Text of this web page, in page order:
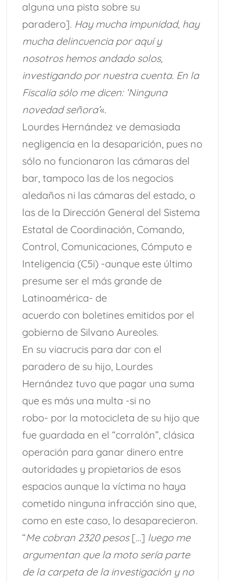
alguna una pista sobre su
paradero]. Hay mucha impunidad, hay
mucha delincuencia por aquí y
nosotros hemos andado solos,
investigando por nuestra cuenta. En la
Fiscalía sólo me dicen: ‘Ninguna
novedad señora’«.
Lourdes Hernández ve demasiada
negligencia en la desaparición, pues no
sólo no funcionaron las cámaras del
bar, tampoco las de los negocios
aledaños ni las cámaras del estado, o
las de la Dirección General del Sistema
Estatal de Coordinación, Comando,
Control, Comunicaciones, Cómputo e
Inteligencia (C5i) -aunque este último
presume ser el más grande de
Latinoamérica- de
acuerdo con boletines emitidos por el
gobierno de Silvano Aureoles.
En su viacrucis para dar con el
paradero de su hijo, Lourdes
Hernández tuvo que pagar una suma
que es más una multa -si no
robo- por la motocicleta de su hijo que
fue guardada en el “corralón”, clásica
operación para ganar dinero entre
autoridades y propietarios de esos
espacios aunque la víctima no haya
cometido ninguna infracción sino que,
como en este caso, lo desaparecieron.
“Me cobran 2320 pesos[…] luego me
argumentan que la moto sería parte
de la carpeta de la investigación y no